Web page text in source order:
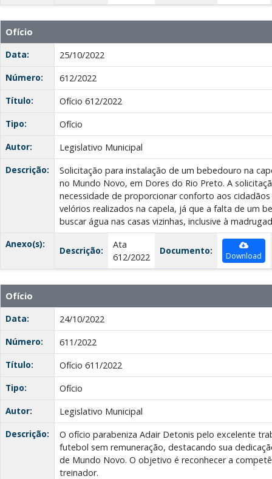
Ofício
Data:
25/10/2022
Número:
612/2022
Título:
Ofício 612/2022
Tipo:
Ofício
Autor:
Legislativo Municipal
Descrição:
Solicitação para instalação de um bebedouro na
no Mundo Novo, em Dores do Rio Preto. A
necessidade de proporcionar conforto aos
velórios realizados na capela, já que a falta de um
buscar água nas casas vizinhas, inclusive à
Anexo(s):
Descrição:
Ata
612/2022
Documento: Download
Ofício
Data:
24/10/2022
Número:
611/2022
Título:
Ofício 611/2022
Tipo:
Ofício
Autor:
Legislativo Municipal
Descrição:
O ofício parabeniza Adair Detonis pelo excelente
futebol sem remuneração, destacando sua
de Mundo Novo. O objetivo é reconhecer a
treinador.